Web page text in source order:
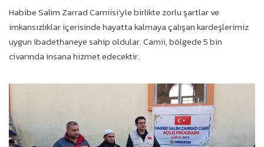
Habibe Salim Zarrad Camiisi’yle birlikte zorlu şartlar ve
imkansızlıklar içerisinde hayatta kalmaya çalışan kardeşlerimiz
uygun ibadethaneye sahip oldular. Camii, bölgede 5 bin
civarında insana hizmet edecektir.